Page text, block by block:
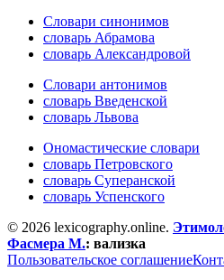
Словари синонимов
словарь Абрамова
словарь Александровой
Словари антонимов
словарь Введенской
словарь Львова
Ономастические словари
словарь Петровского
словарь Суперанской
словарь Успенского
© 2026 lexicography.online.
Фасмера М.: вализка
Пользовательское соглашение